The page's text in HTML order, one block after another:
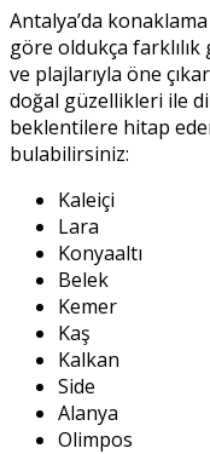
Antalya’da
göre oldukça
ve plajlarıyla öne
doğal güzellikleri ile
beklentilere hitap
bulabilirsiniz:
Kaleiçi
Lara
Konyaaltı
Belek
Kemer
Kaş
Kalkan
Side
Alanya
Olimpos